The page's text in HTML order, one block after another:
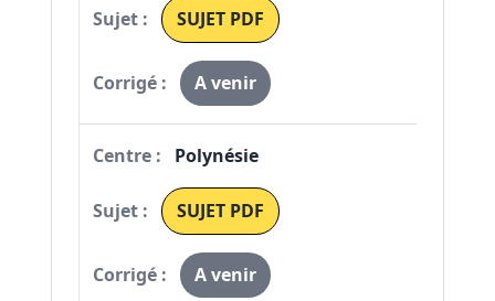
SUJET PDF
A venir
Polynésie
SUJET PDF
A venir